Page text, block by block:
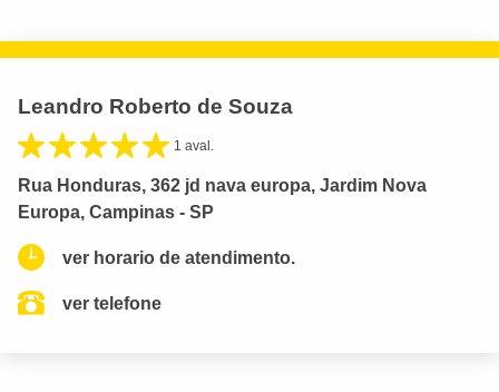
Leandro Roberto de Souza
1 aval.
Rua Honduras, 362 jd nava europa, Jardim Nova
Europa, Campinas - SP
ver horario de atendimento.
ver telefone